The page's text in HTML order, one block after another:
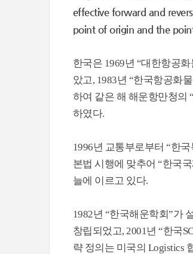
effective forward and
point of origin and the
한국은 1969년 “대한항공
았고, 1983년 “한국항공화
하여 같은 해 해운항만청의
하였다.
1996년 교통부로부터 “한
본법 시행에 맞추어 “한국
늘에 이르고 있다.
1982년 “한국해운학회”가
창립되었고, 2001년 “한국
략 정의는 미국의 Logistics